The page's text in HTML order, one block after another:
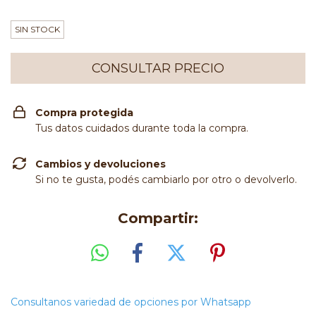
SIN STOCK
Compra protegida
Tus datos cuidados durante toda la compra.
Cambios y devoluciones
Si no te gusta, podés cambiarlo por otro o devolverlo.
Compartir:
Consultanos variedad de opciones por Whatsapp